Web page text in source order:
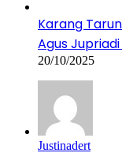
Karang
Agus
20/10/2025
Justinadert